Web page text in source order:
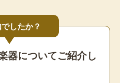
したか？
器についてご紹介し